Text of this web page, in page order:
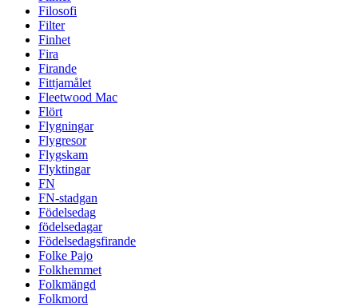
Filosofi
Filter
Finhet
Fira
Firande
Fittjamålet
Fleetwood Mac
Flört
Flygningar
Flygresor
Flygskam
Flyktingar
FN
FN-stadgan
Födelsedag
födelsedagar
Födelsedagsfirande
Folke Pajo
Folkhemmet
Folkmängd
Folkmord